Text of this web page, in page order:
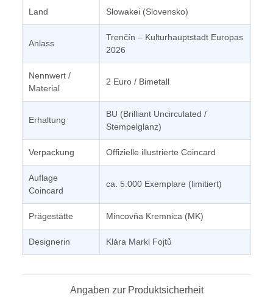
Land Slowakei (Slovensko)
Anlass
Trenčín – Kulturhauptstadt Europas
2026
Nennwert /
Material
2 Euro / Bimetall
Erhaltung
BU (Brilliant Uncirculated /
Stempelglanz)
Verpackung Offizielle illustrierte Coincard
Auflage
Coincard
ca. 5.000 Exemplare (limitiert)
Prägestätte Mincovňa Kremnica (MK)
Designerin Klára Markl Fojtů
Angaben zur Produktsicherheit